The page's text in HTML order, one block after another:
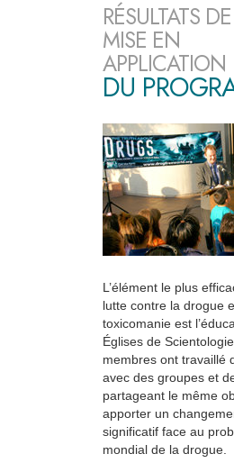
RÉSULTATS
MISE EN
APPLICATION
DU
L’élément le plus
lutte contre la drogue
toxicomanie est
Églises de
membres ont travaillé
avec des groupes et
partageant le même
apporter un
significatif face au
mondial de la drogue.